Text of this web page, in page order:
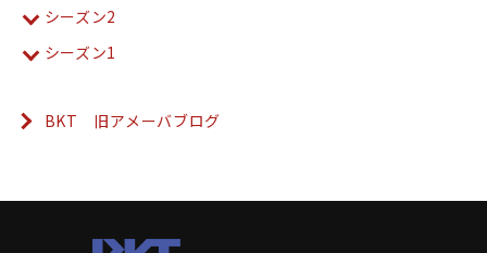
シーズン2
シーズン1
BKT 旧アメーバブログ